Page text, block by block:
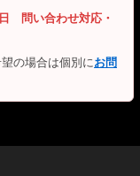
問い合わせ対応・
の場合は個別にお問